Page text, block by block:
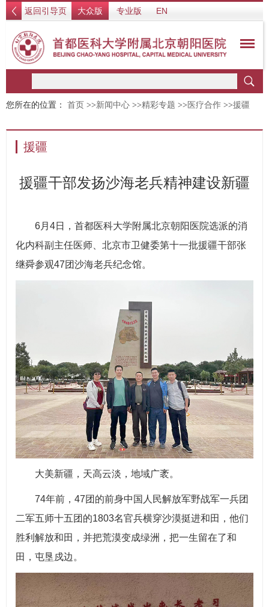
返回引导页 大众版 专业版 EN
您所在的位置： 首页 >>新闻中心 >>精彩专题 >> 医疗合作 >>援疆
援疆
援疆干部发扬沙海老兵精神建设新疆
6月4日，首都医科大学附属北京朝阳医院选派的消
化内科副主任医师、北京市卫健委第十一批援疆干部张
继舜参观47团沙海老兵纪念馆。
大美新疆，天高云淡，地域广袤。
74年前，47团的前身中国人民解放军野战军一兵团
二军五师十五团的1803名官兵横穿沙漠挺进和田，他们
胜利解放和田，并把荒漠变成绿洲，把一生留在了和
田，屯垦戍边。